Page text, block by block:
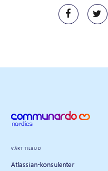
VÅRT TILBUD
Atlassian-konsulenter